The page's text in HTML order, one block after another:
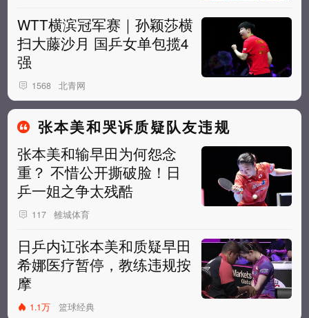
WTT横滨冠军赛｜孙颖莎横
扫大藤沙月 国乒女单包揽4
强
1568 北青网
张本美和哭诉质疑队友违规
张本美和输早田为何怨念
重？ 不惜公开撕破脸！日
乒一姐之争太残酷
117 雒城体育
日乒内讧张本美和质疑早田
希娜医疗暂停，教练违规按
摩
1.1万 篮球经典